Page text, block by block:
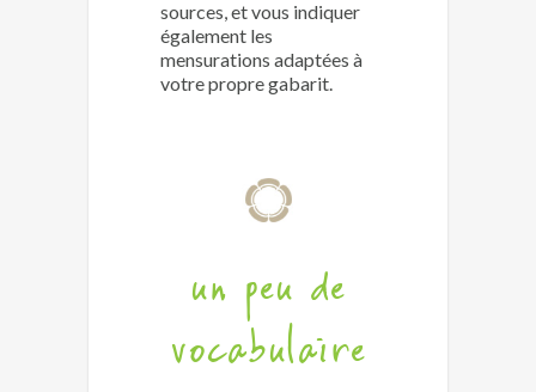
sources, et vous indiquer
également les
mensurations adaptées à
votre propre gabarit.
un peu de
vocabulaire